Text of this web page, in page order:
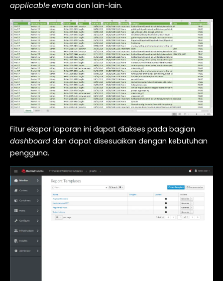
applicable errata dan lain-lain.
Fitur ekspor laporan ini dapat diakses pada bagian
dashboard dan dapat disesuaikan dengan kebutuhan
pengguna.